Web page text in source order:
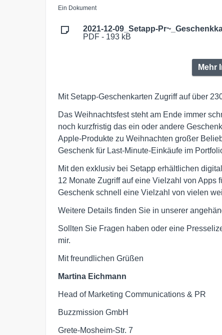
Ein Dokument
2021-12-09_Setapp-
PDF - 193 kB
Mehr
Mit Setapp-Geschenkarten Zugriff auf über
Das Weihnachtsfest steht am Ende immer
noch kurzfristig das ein oder andere
Apple-Produkte zu Weihnachten großer
Geschenk für Last-Minute-Einkäufe im
Mit den exklusiv bei Setapp erhältlichen
12 Monate Zugriff auf eine Vielzahl von Apps
Geschenk schnell eine Vielzahl von vielen
Weitere Details finden Sie in unserer
Sollten Sie Fragen haben oder eine
mir.
Mit freundlichen Grüßen
Martina Eichmann
Head of Marketing Communications & PR
Buzzmission GmbH
Grete-Mosheim-Str. 7